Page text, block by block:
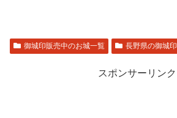
御城印販売中のお城一覧 長野県の御城印
スポンサーリンク